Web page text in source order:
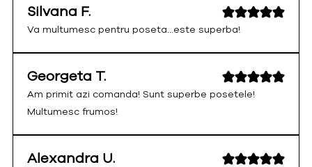
Silvana F.
Va multumesc pentru poseta...este superba!
Georgeta T.
Am primit azi comanda! Sunt superbe posetele!
Multumesc frumos!
Alexandra U.